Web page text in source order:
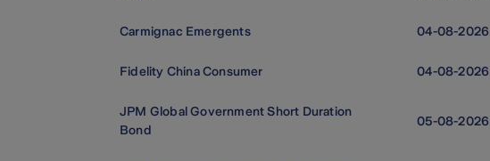
Carmignac Emergents 04-08-2026
Fidelity China Consumer 04-08-2026
JPM Global Government Short Duration
Bond
05-08-2026